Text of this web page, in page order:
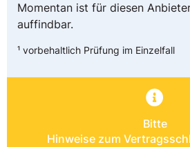
Momentan ist für diesen
auffindbar.
¹ vorbehaltlich Prüfung im Einzelfall
Bitte
Hinweise zum